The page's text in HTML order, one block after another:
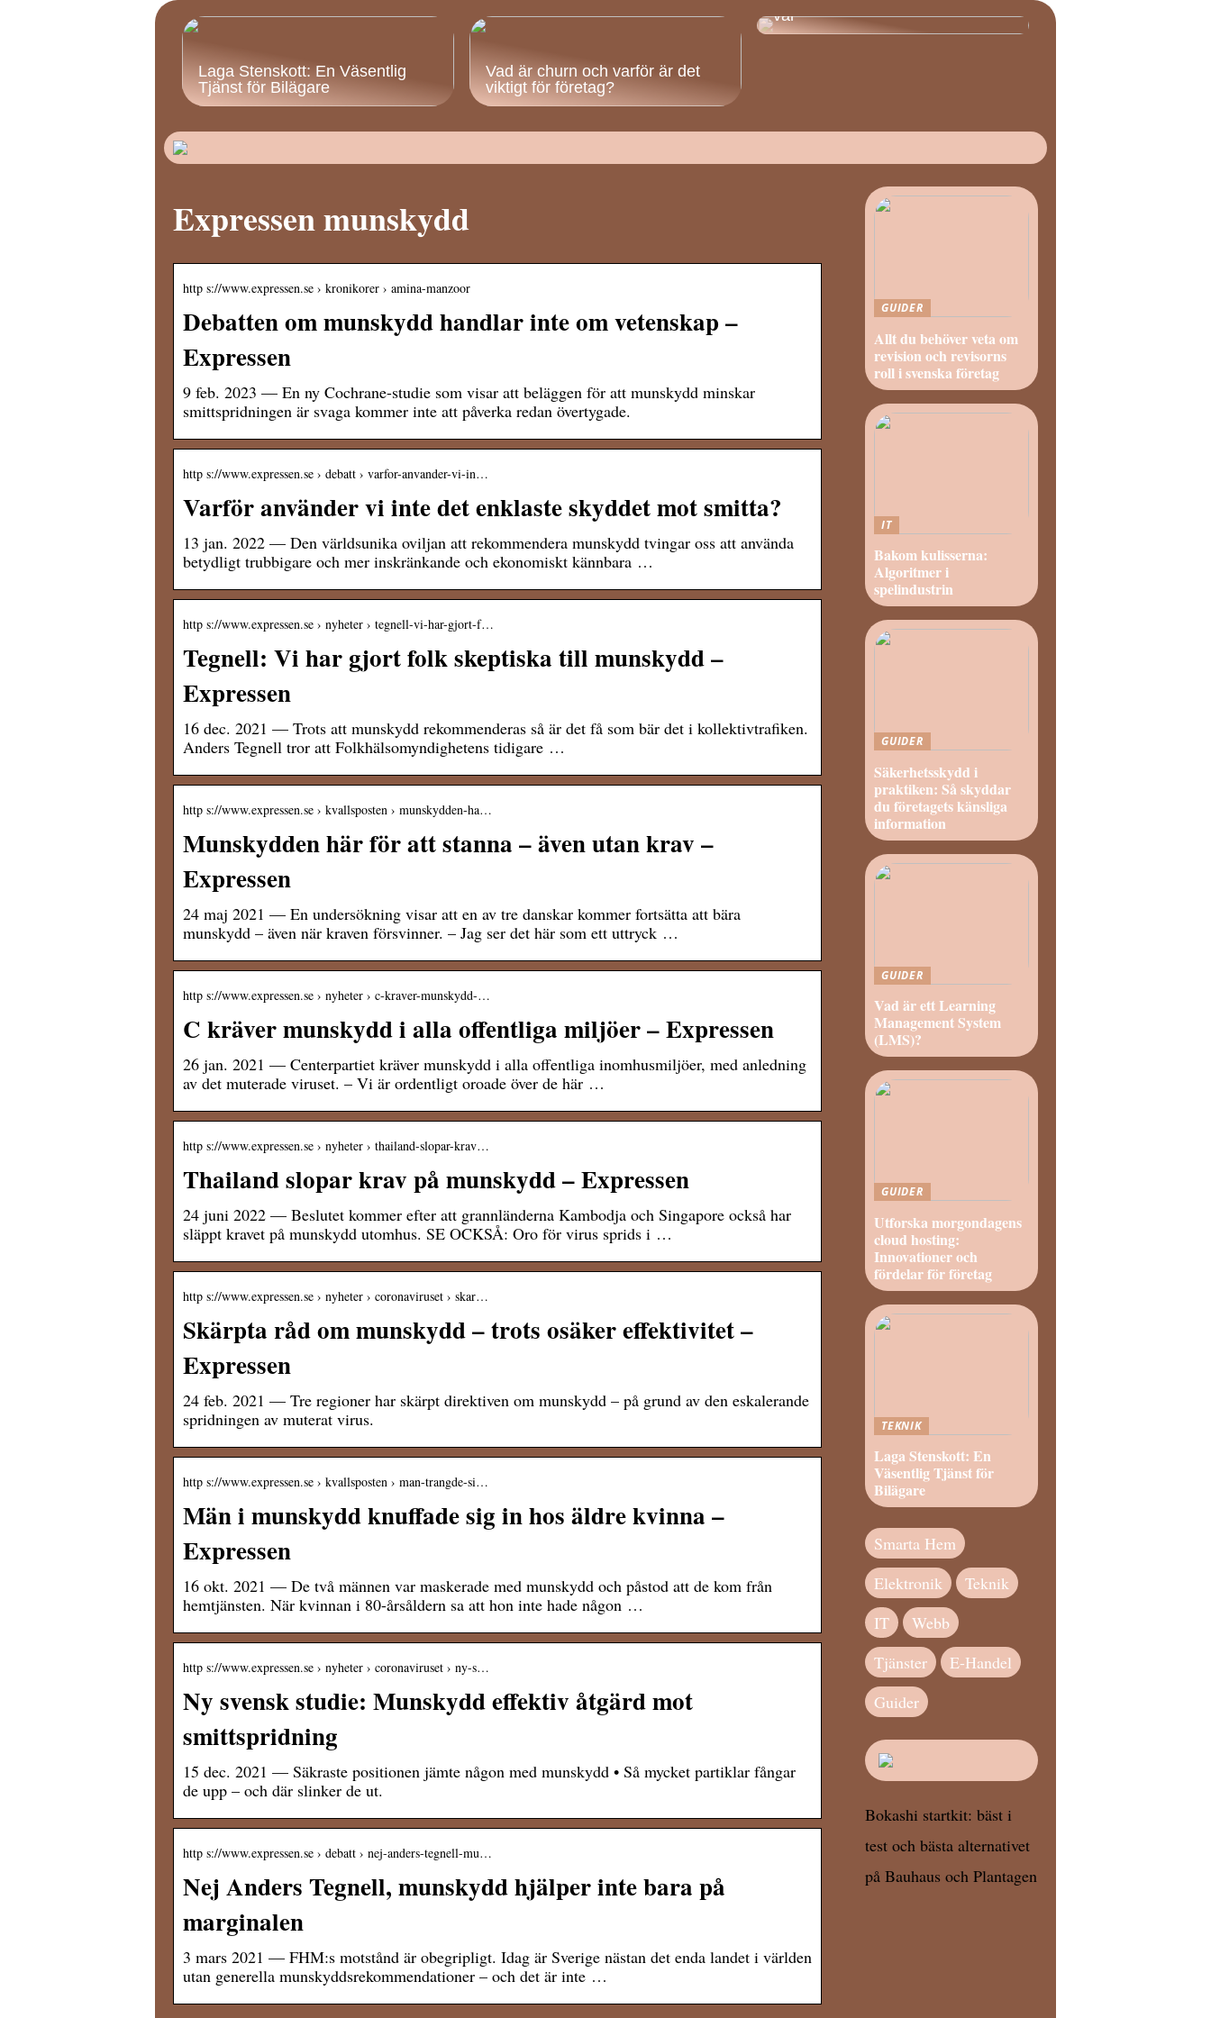
Laga Stenskott: En Väsentlig
Tjänst för Bilägare
Vad är churn och varför är det
viktigt för företag?
väl
Expressen munskydd
http s://www.expressen.se › kronikorer › amina-manzoor
Debatten om munskydd handlar inte om vetenskap –
Expressen
9 feb. 2023 — En ny Cochrane-studie som visar att beläggen för att munskydd minskar
smittspridningen är svaga kommer inte att påverka redan övertygade.
http s://www.expressen.se › debatt › varfor-anvander-vi-in…
Varför använder vi inte det enklaste skyddet mot smitta?
13 jan. 2022 — Den världsunika oviljan att rekommendera munskydd tvingar oss att använda
betydligt trubbigare och mer inskränkande och ekonomiskt kännbara …
http s://www.expressen.se › nyheter › tegnell-vi-har-gjort-f…
Tegnell: Vi har gjort folk skeptiska till munskydd –
Expressen
16 dec. 2021 — Trots att munskydd rekommenderas så är det få som bär det i kollektivtrafiken.
Anders Tegnell tror att Folkhälsomyndighetens tidigare …
http s://www.expressen.se › kvallsposten › munskydden-ha…
Munskydden här för att stanna – även utan krav –
Expressen
24 maj 2021 — En undersökning visar att en av tre danskar kommer fortsätta att bära
munskydd – även när kraven försvinner. – Jag ser det här som ett uttryck …
http s://www.expressen.se › nyheter › c-kraver-munskydd-…
C kräver munskydd i alla offentliga miljöer – Expressen
26 jan. 2021 — Centerpartiet kräver munskydd i alla offentliga inomhusmiljöer, med anledning
av det muterade viruset. – Vi är ordentligt oroade över de här …
http s://www.expressen.se › nyheter › thailand-slopar-krav…
Thailand slopar krav på munskydd – Expressen
24 juni 2022 — Beslutet kommer efter att grannländerna Kambodja och Singapore också har
släppt kravet på munskydd utomhus. SE OCKSÅ: Oro för virus sprids i …
http s://www.expressen.se › nyheter › coronaviruset › skar…
Skärpta råd om munskydd – trots osäker effektivitet –
Expressen
24 feb. 2021 — Tre regioner har skärpt direktiven om munskydd – på grund av den eskalerande
spridningen av muterat virus.
http s://www.expressen.se › kvallsposten › man-trangde-si…
Män i munskydd knuffade sig in hos äldre kvinna –
Expressen
16 okt. 2021 — De två männen var maskerade med munskydd och påstod att de kom från
hemtjänsten. När kvinnan i 80-årsåldern sa att hon inte hade någon …
http s://www.expressen.se › nyheter › coronaviruset › ny-s…
Ny svensk studie: Munskydd effektiv åtgärd mot
smittspridning
15 dec. 2021 — Säkraste positionen jämte någon med munskydd • Så mycket partiklar fångar
de upp – och där slinker de ut.
http s://www.expressen.se › debatt › nej-anders-tegnell-mu…
Nej Anders Tegnell, munskydd hjälper inte bara på
marginalen
3 mars 2021 — FHM:s motstånd är obegripligt. Idag är Sverige nästan det enda landet i världen
utan generella munskyddsrekommendationer – och det är inte …
GUIDER
Allt du behöver veta om
revision och revisorns
roll i svenska företag
IT
Bakom kulisserna:
Algoritmer i
spelindustrin
GUIDER
Säkerhetsskydd i
praktiken: Så skyddar
du företagets känsliga
information
GUIDER
Vad är ett Learning
Management System
(LMS)?
GUIDER
Utforska morgondagens
cloud hosting:
Innovationer och
fördelar för företag
TEKNIK
Laga Stenskott: En
Väsentlig Tjänst för
Bilägare
Smarta Hem
Elektronik
Teknik
IT
Webb
Tjänster
E-Handel
Guider
Bokashi startkit: bäst i
test och bästa alternativet
på Bauhaus och Plantagen